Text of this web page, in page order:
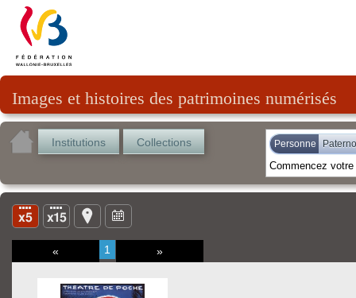
Images et histoires des patrimoines numérisés
Institutions Collections Personne
« 1 »